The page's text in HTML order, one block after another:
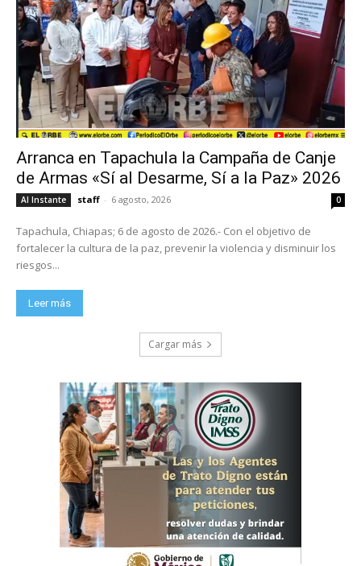
Arranca en Tapachula la Campaña de Canje
de Armas «Sí al Desarme, Sí a la Paz» 2026
Al Instante staff - 6 agosto, 2026 0
Tapachula, Chiapas; 6 de agosto de 2026.- Con el objetivo de
fortalecer la cultura de la paz, prevenir la violencia y disminuir los
riesgos...
Leer más
Cargar más